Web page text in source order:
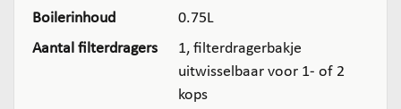
Boilerinhoud
0.75L
Aantal filterdragers
1, filterdragerbakje
uitwisselbaar voor 1- of 2
kops